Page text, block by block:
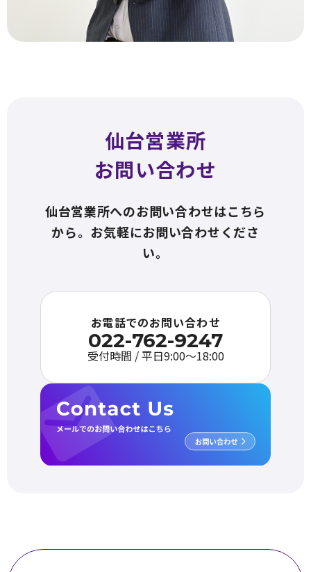
仙台営業所
お問い合わせ
仙台営業所へのお問い合わせはこちら
から。お気軽にお問い合わせくださ
い。
お電話でのお問い合わせ
022-762-9247
受付時間 / 平日9:00〜18:00